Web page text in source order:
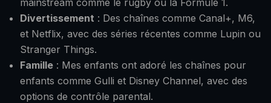
mainstream comme le rugby ou la Formule 1.
Divertissement : Des chaînes comme Canal+, M6,
et Netflix, avec des séries récentes comme Lupin ou
Stranger Things.
Famille : Mes enfants ont adoré les chaînes pour
enfants comme Gulli et Disney Channel, avec des
options de contrôle parental.